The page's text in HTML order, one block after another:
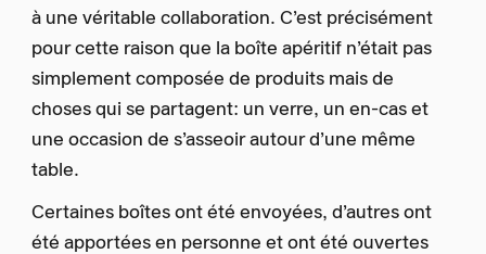
à une véritable collaboration. C’est précisément
pour cette raison que la boîte apéritif n’était pas
simplement composée de produits mais de
choses qui se partagent: un verre, un en-cas et
une occasion de s’asseoir autour d’une même
table.
Certaines boîtes ont été envoyées, d’autres ont
été apportées en personne et ont été ouvertes